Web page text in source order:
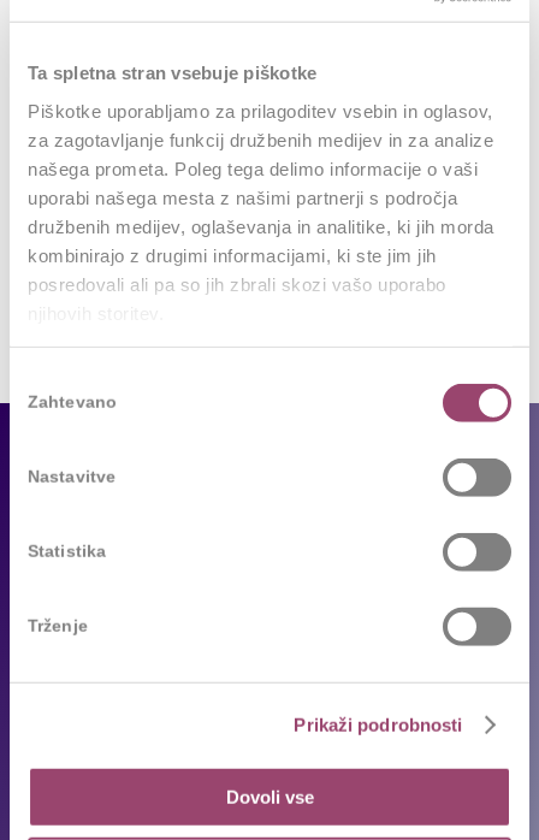
Ta spletna stran vsebuje piškotke
Piškotke uporabljamo za prilagoditev vsebin in oglasov,
za zagotavljanje funkcij družbenih medijev in za analize
našega prometa. Poleg tega delimo informacije o vaši
uporabi našega mesta z našimi partnerji s področja
družbenih medijev, oglaševanja in analitike, ki jih morda
kombinirajo z drugimi informacijami, ki ste jim jih
posredovali ali pa so jih zbrali skozi vašo uporabo
soglasja
Zahtevano
Nastavitve
Statistika
Trženje
Prikaži podrobnosti
Dovoli vse
0
REPLIES
Leave a Reply
Want to join the discussion?
Feel free to contribute!
Za objavo komentarja se morate prijaviti.
Reference
Za kandidate
Pogosta vprašanja